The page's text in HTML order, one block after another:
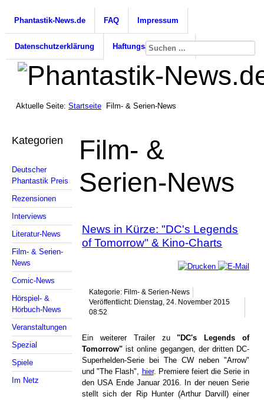
Phantastik-News.de FAQ Impressum
Datenschutzerklärung Haftungsausschluss
Aktuelle Seite: Startseite Film- & Serien-News
Kategorien
Deutscher
Phantastik Preis
Rezensionen
Interviews
Literatur-News
Film- & Serien-
News
Comic-News
Hörspiel- &
Hörbuch-News
Veranstaltungen
Spezial
Spiele
Im Netz
Film- &
Serien-News
News in Kürze: "DC's Legends
of Tomorrow" & Kino-Charts
Kategorie: Film- & Serien-News
Veröffentlicht: Dienstag, 24. November 2015
08:52
Ein weiterer Trailer zu"DC's Legends of
Tomorrow" ist online gegangen, der dritten DC-
Superhelden-Serie bei The CW neben "Arrow"
und "The Flash", hier. Premiere feiert die Serie in
den USA Ende Januar 2016. In der neuen Serie
stellt sich der Rip Hunter (Arthur Darvill) einer